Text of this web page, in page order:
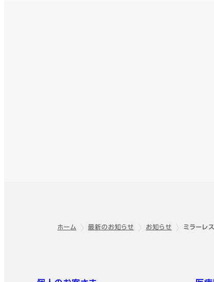
ホーム 最新のお知らせ お知らせ ミラーレ